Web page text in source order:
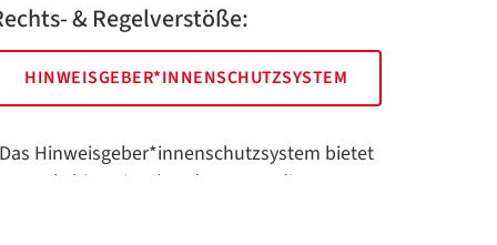
& Regelverstöße:
HINWEISGEBER*INNENSCHUTZSYSTEM
Hinweisgeber*innenschutzsystem bietet
als hinweisgebende Person die